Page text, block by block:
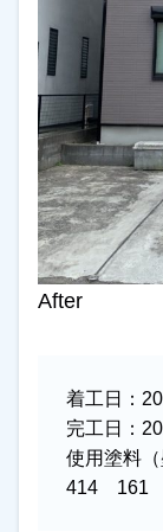
After
着工日：
完工日：
使用塗料（
414 161